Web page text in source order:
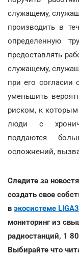
служащему,
производить в
определенную
предоставлять
служащему,
при его согласии
уменьшить
риском, к
люди с
поддаются
осложнений,
Следите за
создать свое
в экосистеме
мониторинг из
радиостанций, 1
Выбирайте что